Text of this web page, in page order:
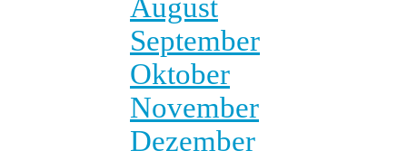
August
September
Oktober
November
Dezember